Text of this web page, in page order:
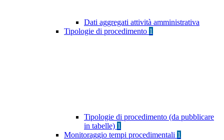
Dati aggregati attività amministrativa
Tipologie di procedimento 1
Tipologie di procedimento (da pubblicare
in tabelle) 1
Monitoraggio tempi procedimentali 1